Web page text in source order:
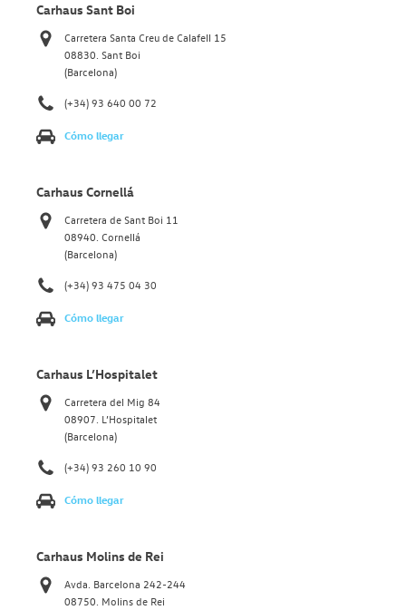
Carhaus Sant Boi
Carretera Santa Creu de Calafell 15
08830. Sant Boi
(Barcelona)
(+34) 93 640 00 72
Cómo llegar
Carhaus Cornellá
Carretera de Sant Boi 11
08940. Cornellá
(Barcelona)
(+34) 93 475 04 30
Cómo llegar
Carhaus L’Hospitalet
Carretera del Mig 84
08907. L’Hospitalet
(Barcelona)
(+34) 93 260 10 90
Cómo llegar
Carhaus Molins de Rei
Avda. Barcelona 242-244
08750. Molins de Rei